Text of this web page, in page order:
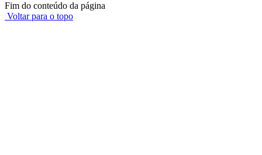
Fim do conteúdo da página
Voltar para o topo